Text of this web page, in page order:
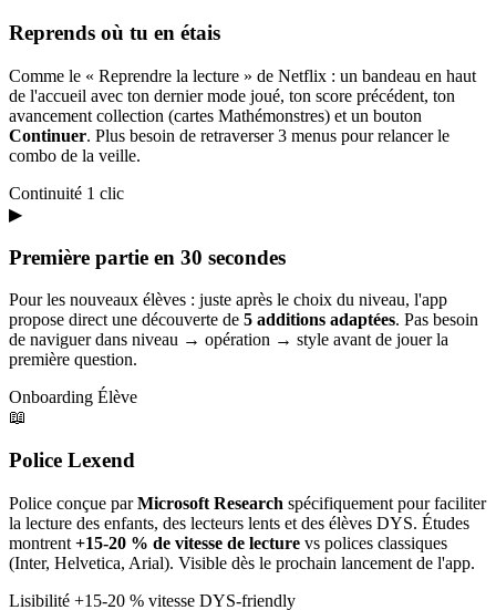
Reprends où tu en étais
Comme le « Reprendre la lecture » de Netflix : un bandeau en haut
de l'accueil avec ton dernier mode joué, ton score précédent, ton
avancement collection (cartes Mathémonstres) et un bouton
Continuer. Plus besoin de retraverser 3 menus pour relancer le
combo de la veille.
Continuité 1 clic
▶
Première partie en 30 secondes
Pour les nouveaux élèves : juste après le choix du niveau, l'app
propose direct une découverte de 5 additions adaptées. Pas besoin
de naviguer dans niveau → opération → style avant de jouer la
première question.
Onboarding Élève
📖
Police Lexend
Police conçue parMicrosoft Research spécifiquement pour faciliter
la lecture des enfants, des lecteurs lents et des élèves DYS. Études
montrent +15-20 % de vitesse de lecture vs polices classiques
(Inter, Helvetica, Arial). Visible dès le prochain lancement de l'app.
Lisibilité +15-20 % vitesse DYS-friendly